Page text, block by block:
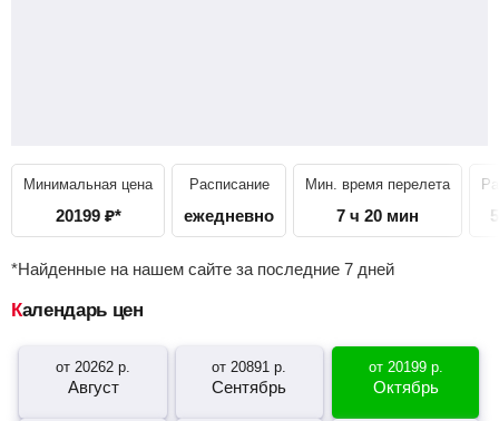
Минимальная цена
20199 ₽*
Расписание
ежедневно
Мин. время перелета
7 ч 20 мин
*Найденные на нашем сайте за последние 7 дней
Календарь цен
от20262 р.
Август
от20891 р.
Сентябрь
от 20199р.
Октябрь